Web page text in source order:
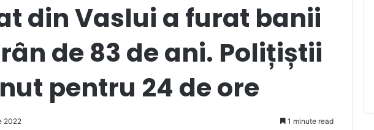
din Vaslui a furat banii
de 83 de ani. Polițiștii
pentru 24 de ore
2022 1 minute read